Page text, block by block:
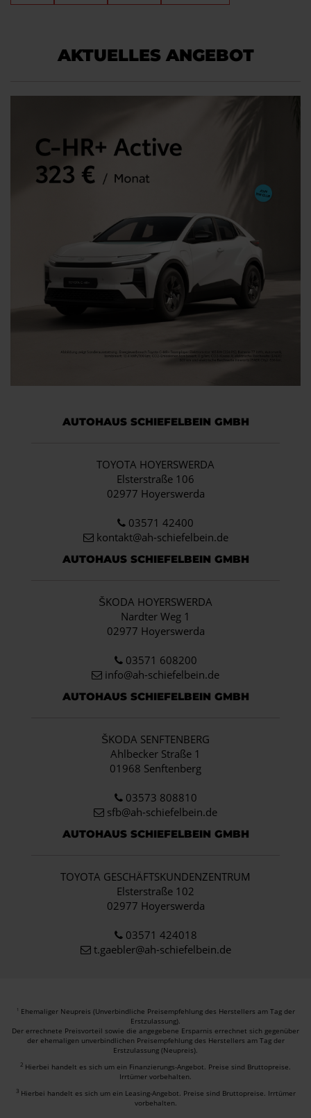
AKTUELLES ANGEBOT
AUTOHAUS SCHIEFELBEIN GMBH
TOYOTA HOYERSWERDA
Elsterstraße 106
02977 Hoyerswerda
03571 42400
kontakt@ah-schiefelbein.de
AUTOHAUS SCHIEFELBEIN GMBH
ŠKODA HOYERSWERDA
Nardter Weg 1
02977 Hoyerswerda
03571 608200
info@ah-schiefelbein.de
AUTOHAUS SCHIEFELBEIN GMBH
ŠKODA SENFTENBERG
Ahlbecker Straße 1
01968 Senftenberg
03573 808810
sfb@ah-schiefelbein.de
AUTOHAUS SCHIEFELBEIN GMBH
TOYOTA GESCHÄFTSKUNDENZENTRUM
Elsterstraße 102
02977 Hoyerswerda
03571 424018
t.gaebler@ah-schiefelbein.de
1 Ehemaliger Neupreis (Unverbindliche Preisempfehlung des Herstellers am Tag der
Erstzulassung).
Der errechnete Preisvorteil sowie die angegebene Ersparnis errechnet sich gegenüber
der ehemaligen unverbindlichen Preisempfehlung des Herstellers am Tag der
Erstzulassung (Neupreis).
2 Hierbei handelt es sich um ein Finanzierungs-Angebot. Preise sind Bruttopreise.
Irrtümer vorbehalten.
3 Hierbei handelt es sich um ein Leasing-Angebot. Preise sind Bruttopreise. Irrtümer
vorbehalten.